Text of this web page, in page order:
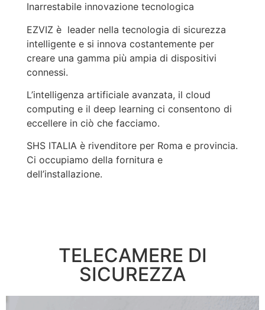
Inarrestabile innovazione tecnologica
EZVIZ è leader nella tecnologia di sicurezza
intelligente e si innova costantemente per
creare una gamma più ampia di dispositivi
connessi.
L’intelligenza artificiale avanzata, il cloud
computing e il deep learning ci consentono di
eccellere in ciò che facciamo.
SHS ITALIA è rivenditore per Roma e provincia.
Ci occupiamo della fornitura e
dell’installazione.
TELECAMERE DI
SICUREZZA